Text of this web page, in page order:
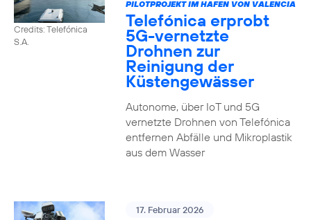
Credits: Telefónica
S.A.
PILOTPROJEKT IM HAFEN VON VALENCIA
Telefónica erprobt
5G-vernetzte
Drohnen zur
Reinigung der
Küstengewässer
Autonome, über IoT und 5G
vernetzte Drohnen von Telefónica
entfernen Abfälle und Mikroplastik
aus dem Wasser
17. Februar 2026